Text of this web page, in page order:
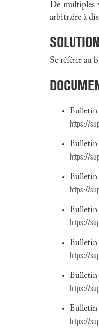
De multiples
arbitraire à
Se référer au
Bulletin
https://
Bulletin
https://
Bulletin
https://
Bulletin
https://
Bulletin
https://
Bulletin
https://
Bulletin
https://